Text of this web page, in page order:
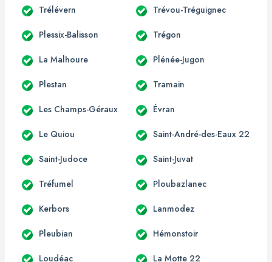
Trélévern Trévou-Tréguignec
Plessix-Balisson Trégon
La Malhoure Plénée-Jugon
Plestan Tramain
Les Champs-Géraux Évran
Le Quiou Saint-André-des-Eaux 22
Saint-Judoce Saint-Juvat
Tréfumel Ploubazlanec
Kerbors Lanmodez
Pleubian Hémonstoir
Loudéac La Motte 22